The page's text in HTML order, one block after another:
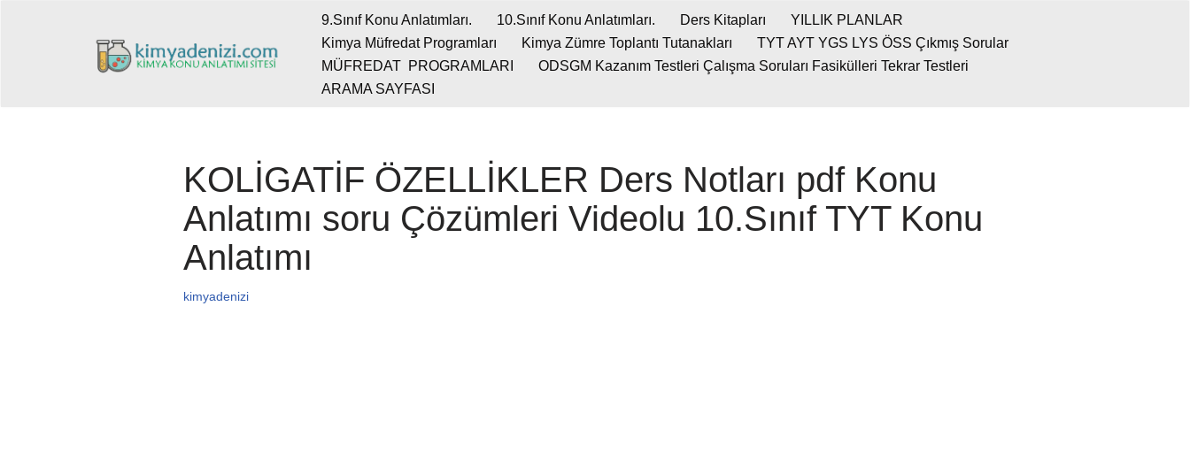
9.Sınıf Konu Anlatımları. 10.Sınıf Konu Anlatımları. Ders Kitapları
YILLIK PLANLAR
Kimya Müfredat Programları
Kimya Zümre Toplantı Tutanakları
TYT AYT YGS LYS ÖSS Çıkmış Sorular
MÜFREDAT PROGRAMLARI
ODSGM Kazanım Testleri Çalışma Soruları Fasikülleri Tekrar Testleri
ARAMA SAYFASI
KOLİGATİF ÖZELLİKLER Ders Notları pdf Konu
Anlatımı soru Çözümleri Videolu 10.Sınıf TYT Konu
Anlatımı
kimyadenizi